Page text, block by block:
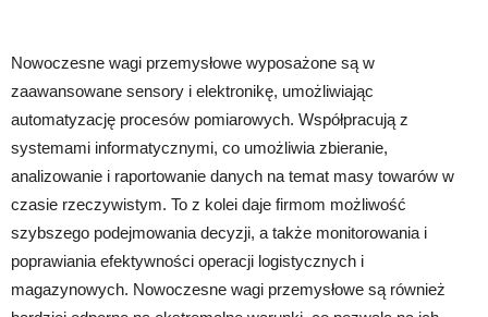
Nowoczesne wagi przemysłowe wyposażone są w
zaawansowane sensory i elektronikę, umożliwiając
automatyzację procesów pomiarowych. Współpracują z
systemami informatycznymi, co umożliwia zbieranie,
analizowanie i raportowanie danych na temat masy towarów w
czasie rzeczywistym. To z kolei daje firmom możliwość
szybszego podejmowania decyzji, a także monitorowania i
poprawiania efektywności operacji logistycznych i
magazynowych. Nowoczesne wagi przemysłowe są również